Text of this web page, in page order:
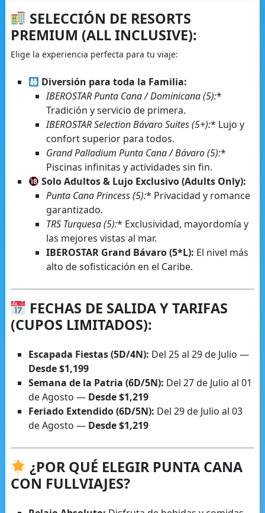
SELECCIÓN DE RESORTS
PREMIUM (ALL INCLUSIVE):
Elige la experiencia perfecta para tu viaje:
Diversión para toda la Familia:
IBEROSTAR Punta Cana / Dominicana (5):*
Tradición y servicio de primera.
IBEROSTAR Selection Bávaro Suites (5+):* Lujo y
confort superior para todos.
Grand Palladium Punta Cana / Bávaro (5):*
Piscinas infinitas y actividades sin fin.
Solo Adultos & Lujo Exclusivo (Adults Only):
Punta Cana Princess (5):* Privacidad y romance
garantizado.
TRS Turquesa (5):* Exclusividad, mayordomía y
las mejores vistas al mar.
IBEROSTAR Grand Bávaro (5*L): El nivel más
alto de sofisticación en el Caribe.
FECHAS DE SALIDA Y TARIFAS
(CUPOS LIMITADOS):
Escapada Fiestas (5D/4N): Del 25 al 29 de Julio —
Desde $1,199
Semana de la Patria (6D/5N): Del 27 de Julio al 01
de Agosto — Desde $1,219
Feriado Extendido (6D/5N): Del 29 de Julio al 03
de Agosto — Desde $1,219
¿POR QUÉ ELEGIR PUNTA CANA
CON FULLVIAJES?